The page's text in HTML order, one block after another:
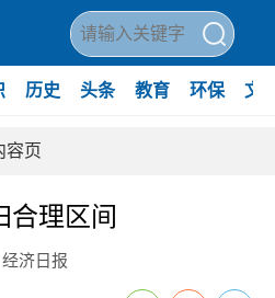
历史 头条 教育 环保 文
容页
合理区间
济日报